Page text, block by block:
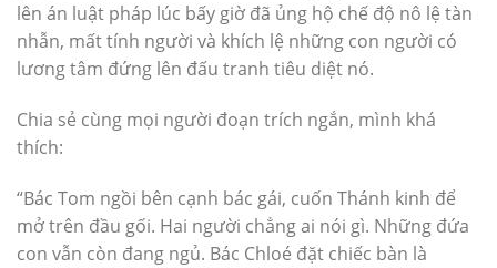
lên án luật pháp lúc bấy giờ đã ủng hộ chế độ nô lệ tàn
nhẫn, mất tính người và khích lệ những con người có
lương tâm đứng lên đấu tranh tiêu diệt nó.
Chia sẻ cùng mọi người đoạn trích ngắn, mình khá
thích:
“Bác Tom ngồi bên cạnh bác gái, cuốn Thánh kinh để
mở trên đầu gối. Hai người chẳng ai nói gì. Những đứa
con vẫn còn đang ngủ. Bác Chloé đặt chiếc bàn là